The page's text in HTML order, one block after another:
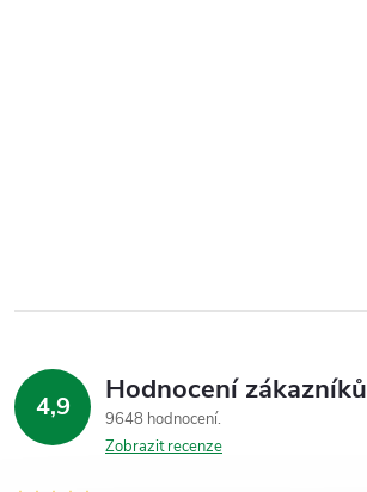
4,9 Hodnocení zákazníků
9648 hodnocení
Zobrazit recenze